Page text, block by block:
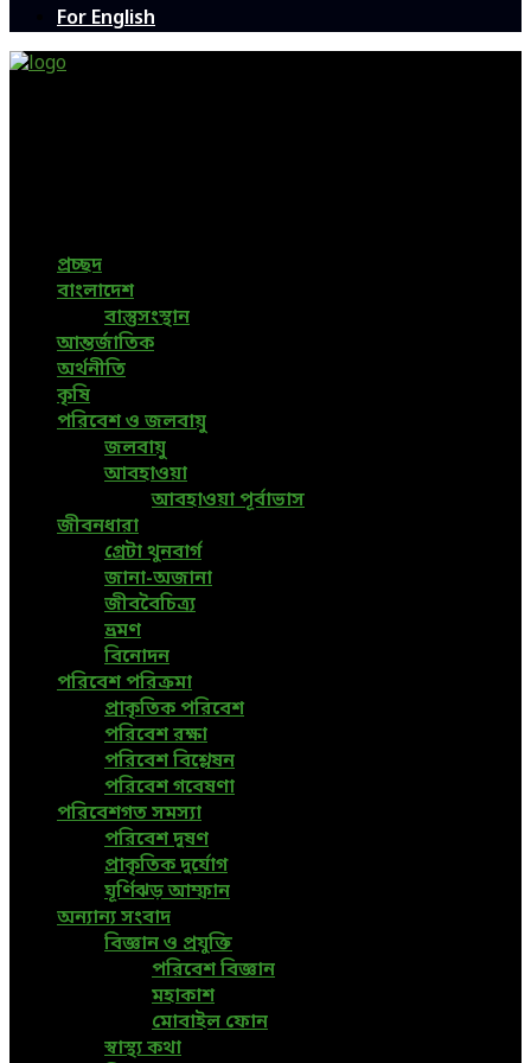
For English
প্রচ্ছদ
বাংলাদেশ
বাস্তুসংস্থান
আন্তর্জাতিক
অর্থনীতি
কৃষি
পরিবেশ ও জলবায়ু
জলবায়ু
আবহাওয়া
আবহাওয়া পূর্বাভাস
জীবনধারা
গ্রেটা থুনবার্গ
জানা-অজানা
জীববৈচিত্র্য
ভ্রমণ
বিনোদন
পরিবেশ পরিক্রমা
প্রাকৃতিক পরিবেশ
পরিবেশ রক্ষা
পরিবেশ বিশ্লেষন
পরিবেশ গবেষণা
পরিবেশগত সমস্যা
পরিবেশ দূষণ
প্রাকৃতিক দুর্যোগ
ঘূর্ণিঝড় আম্ফান
অন্যান্য সংবাদ
বিজ্ঞান ও প্রযুক্তি
পরিবেশ বিজ্ঞান
মহাকাশ
মোবাইল ফোন
স্বাস্থ্য কথা